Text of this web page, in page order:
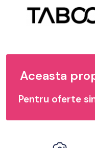
Aceasta
Pentru oferte